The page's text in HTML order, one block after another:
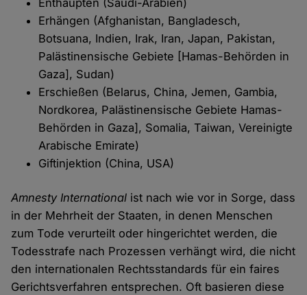
Enthaupten (Saudi-Arabien)
Erhängen (Afghanistan, Bangladesch,
Botsuana, Indien, Irak, Iran, Japan, Pakistan,
Palästinen­sische Gebiete [Hamas-Behörden in
Gaza], Sudan)
Erschießen (Belarus, China, Jemen, Gambia,
Nordkorea, Palästinensische Gebiete Hamas-
Behör­den in Gaza], Somalia, Taiwan, Vereinigte
Arabische Emirate)
Giftinjektion (China, USA)
Amnesty International ist nach wie vor in Sorge, dass
in der Mehrheit der Staaten, in de­nen Menschen
zum Tode verurteilt oder hingerichtet werden, die
Todesstrafe nach Prozes­sen verhängt wird, die nicht
den internationalen Rechtsstandards für ein faires
Gerichtsverfah­ren entsprechen. Oft basieren diese